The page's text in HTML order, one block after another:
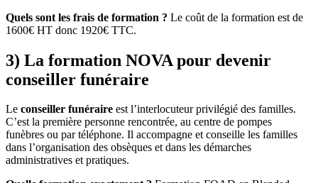
Quels sont les frais de formation ? Le coût de la formation est de
1600€ HT donc 1920€ TTC.
3) La formation NOVA pour devenir
conseiller funéraire
Le conseiller funéraire est l’interlocuteur privilégié des familles.
C’est la première personne rencontrée, au centre de pompes
funèbres ou par téléphone. Il accompagne et conseille les familles
dans l’organisation des obsèques et dans les démarches
administratives et pratiques.